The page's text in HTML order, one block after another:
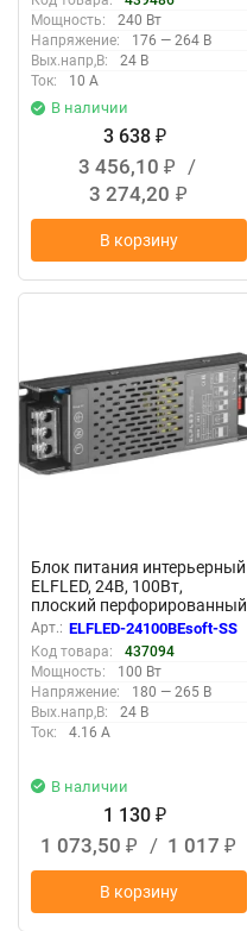
Мощность:
240 Вт
Напряжение:
176 — 264 В
Вых.напр,В:
24 В
Ток:
10 А
В наличии
3 638 ₽
3 456,10 ₽
/
3 274,20 ₽
В корзину
Блок питания интерьерный
ELFLED, 24В, 100Вт,
плоский перфорированный
корпус (с плавным пуском)
Арт.: ELFLED-24100BEsoft-SS
Код товара:
437094
Мощность:
100 Вт
Напряжение:
180 — 265 В
Вых.напр,В:
24 В
Ток:
4.16 А
В наличии
1 130 ₽
1 073,50 ₽ / 1 017 ₽
В корзину